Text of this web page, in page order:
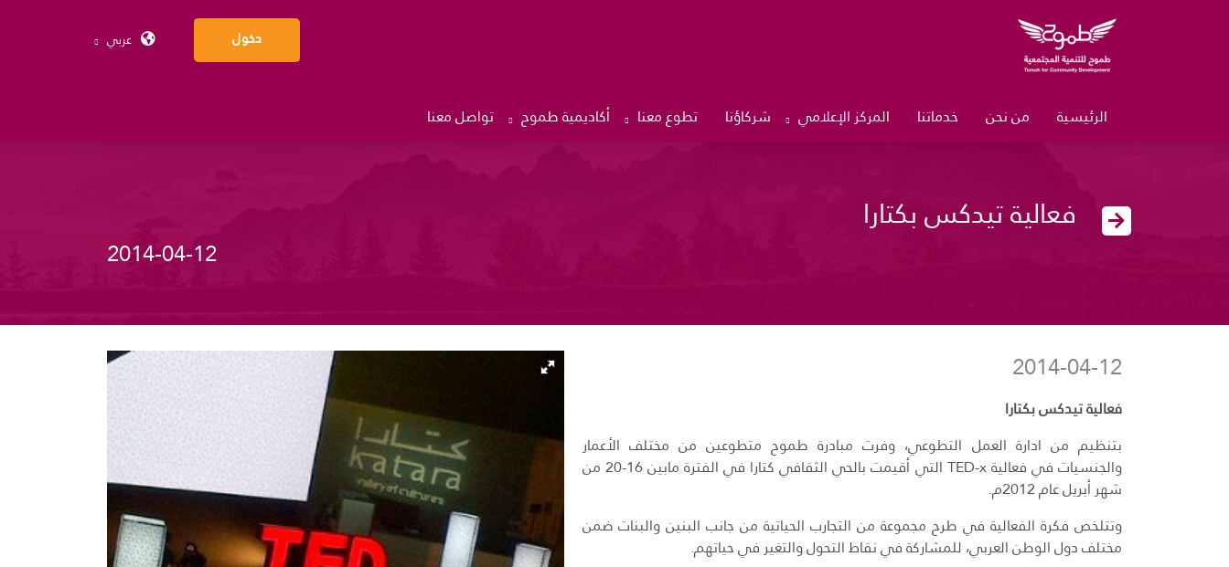
دخول عربي
الرئيسية من نحن خدماتنا المركز الإعلامي شركاؤنا تطوع معنا أكاديمية طموح تواصل معنا
فعالية تيدكس بكتارا
2014-04-12
2014-04-12
فعالية تيدكس بكتارا
بتنظيم من ادارة العمل التطوعي، وفرت مبادرة طموح متطوعين من مختلف الأعمار
والجنسيات في فعالية TED-x التي أقيمت بالحي الثقافي كتارا في الفترة مابين 16-20 من
شهر أبريل عام 2012م.
وتتلخص فكرة الفعالية في طرح مجموعة من التجارب الحياتية من جانب البنين والبنات ضمن
مختلف دول الوطن العربي، للمشاركة في نقاط التحول والتغير في حياتهم.